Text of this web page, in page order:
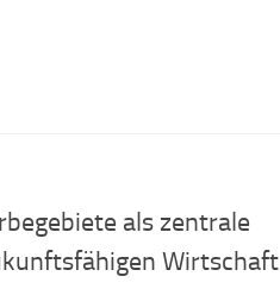
als zentrale
Wirtschaft